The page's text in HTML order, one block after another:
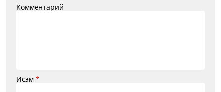
Комментарий
Исэм *